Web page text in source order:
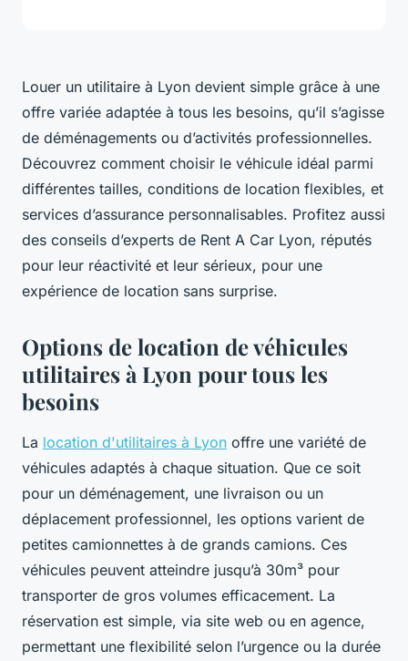
Louer un utilitaire à Lyon devient simple grâce à une
offre variée adaptée à tous les besoins, qu’il s’agisse
de déménagements ou d’activités professionnelles.
Découvrez comment choisir le véhicule idéal parmi
différentes tailles, conditions de location flexibles, et
services d’assurance personnalisables. Profitez aussi
des conseils d’experts de Rent A Car Lyon, réputés
pour leur réactivité et leur sérieux, pour une
expérience de location sans surprise.
Options de location de véhicules
utilitaires à Lyon pour tous les
besoins
La location d'utilitaires à Lyon offre une variété de
véhicules adaptés à chaque situation. Que ce soit
pour un déménagement, une livraison ou un
déplacement professionnel, les options varient de
petites camionnettes à de grands camions. Ces
véhicules peuvent atteindre jusqu’à 30m³ pour
transporter de gros volumes efficacement. La
réservation est simple, via site web ou en agence,
permettant une flexibilité selon l’urgence ou la durée